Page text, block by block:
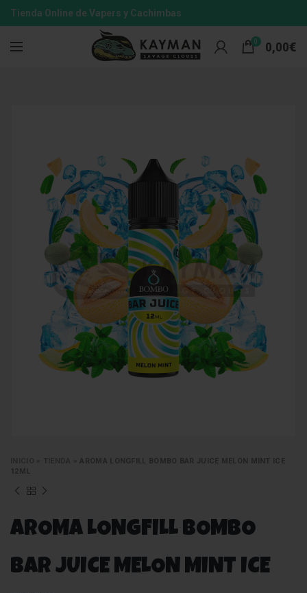
Tienda Online de Vapers y Cachimbas
0 0,00€
»AROMA LONGFILL BOMBO BAR JUICE MELON MINT ICE
12ML
AROMA LONGFILL BOMBO
BAR JUICE MELON MINT ICE